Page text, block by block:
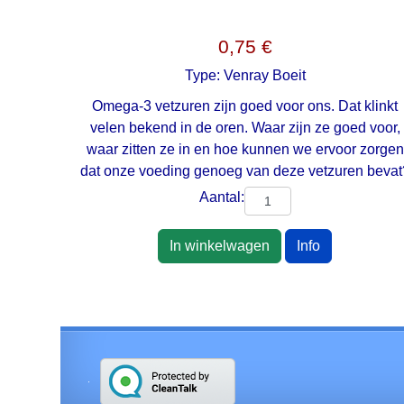
0,75 €
Type: Venray Boeit
Omega-3 vetzuren zijn goed voor ons. Dat klinkt
velen bekend in de oren. Waar zijn ze goed voor,
waar zitten ze in en hoe kunnen we ervoor zorgen
dat onze voeding genoeg van deze vetzuren
Aantal:
In winkelwagen Info